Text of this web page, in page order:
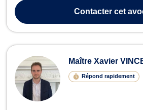
Titulaire d'un Master en droit ainsi que d'un
droit fiscal d...
Contactercet
Maître Xavier
Répond rapidement